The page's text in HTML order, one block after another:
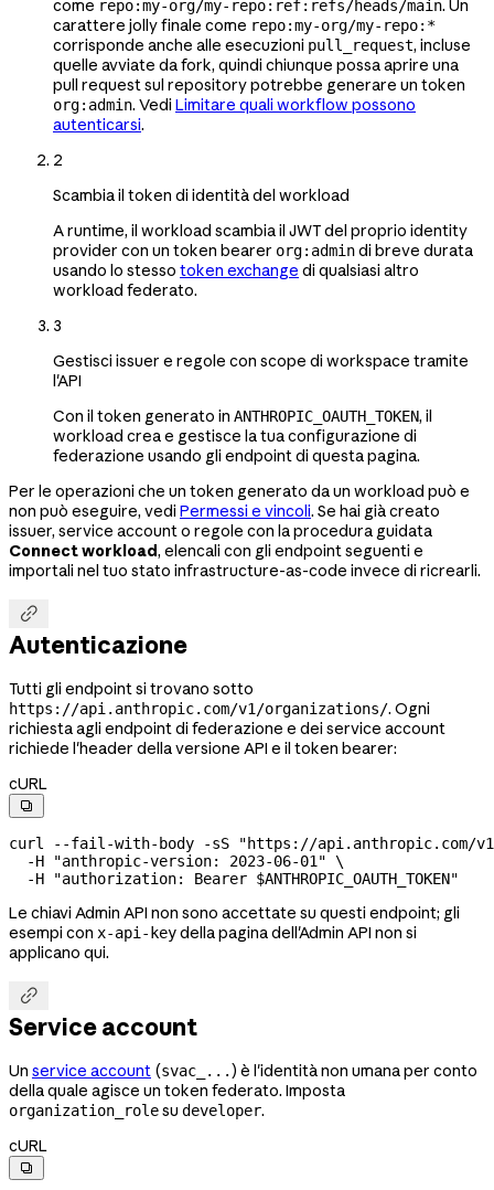
come repo:my-org/my-repo:ref:refs/heads/main. Un
carattere jolly finale come repo:my-org/my-repo:*
corrisponde anche alle esecuzioni pull_request, incluse
quelle avviate da fork, quindi chiunque possa aprire una
pull request sul repository potrebbe generare un token
org:admin. Vedi Limitare quali workflow possono
autenticarsi.
2
Scambia il token di identità del workload
A runtime, il workload scambia il JWT del proprio identity
provider con un token bearer org:admindi breve durata
usando lo stesso token exchange di qualsiasi altro
workload federato.
3
Gestisci issuer e regole con scope di workspace tramite
l'API
Con il token generato in ANTHROPIC_OAUTH_TOKEN, il
workload crea e gestisce la tua configurazione di
federazione usando gli endpoint di questa pagina.
Per le operazioni che un token generato da un workload può e
non può eseguire, vedi Permessi e vincoli. Se hai già creato
issuer, service account o regole con la procedura guidata
Connect workload, elencali con gli endpoint seguenti e
importali nel tuo stato infrastructure-as-code invece di ricrearli.

Autenticazione
Tutti gli endpoint si trovano sotto
https://api.anthropic.com/v1/organizations/. Ogni
richiesta agli endpoint di federazione e dei service account
richiede l'header della versione API e il token bearer:
cURL

curl --fail-with-body -sS "https://api.anthropic.com/
  -H
"anthropic-version: 2023-06-01" \
  -H
"authorization: Bearer $ANTHROPIC_OAUTH_TOKEN"
Le chiavi Admin API non sono accettate su questi endpoint; gli
esempi con x-api-keydella pagina dell'Admin API non si
applicano qui.

Service account
Un service account (svac_...) è l'identità non umana per conto
della quale agisce un token federato. Imposta
organization_rolesu developer.
cURL
